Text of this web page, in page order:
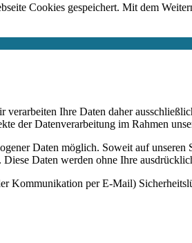
Cookies gespeichert. Mit dem
verarbeiten Ihre Daten daher
der Datenverarbeitung im Rahmen
Daten möglich. Soweit auf
Daten werden ohne Ihre
Kommunikation per E-Mail)